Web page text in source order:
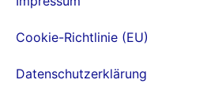
Cookie-Richtlinie (EU)
Datenschutzerklärung